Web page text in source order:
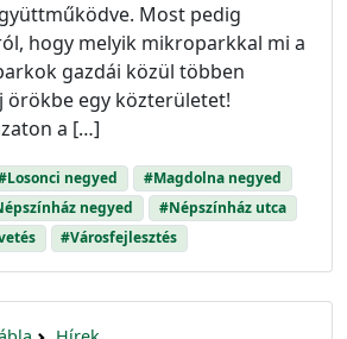
Most pedig
hogy melyik mikroparkkal mi a
gazdái közül többen
örökbe egy közterületet!
a […]
negyed
#Magdolna negyed
negyed
#Népszínház utca
#Városfejlesztés